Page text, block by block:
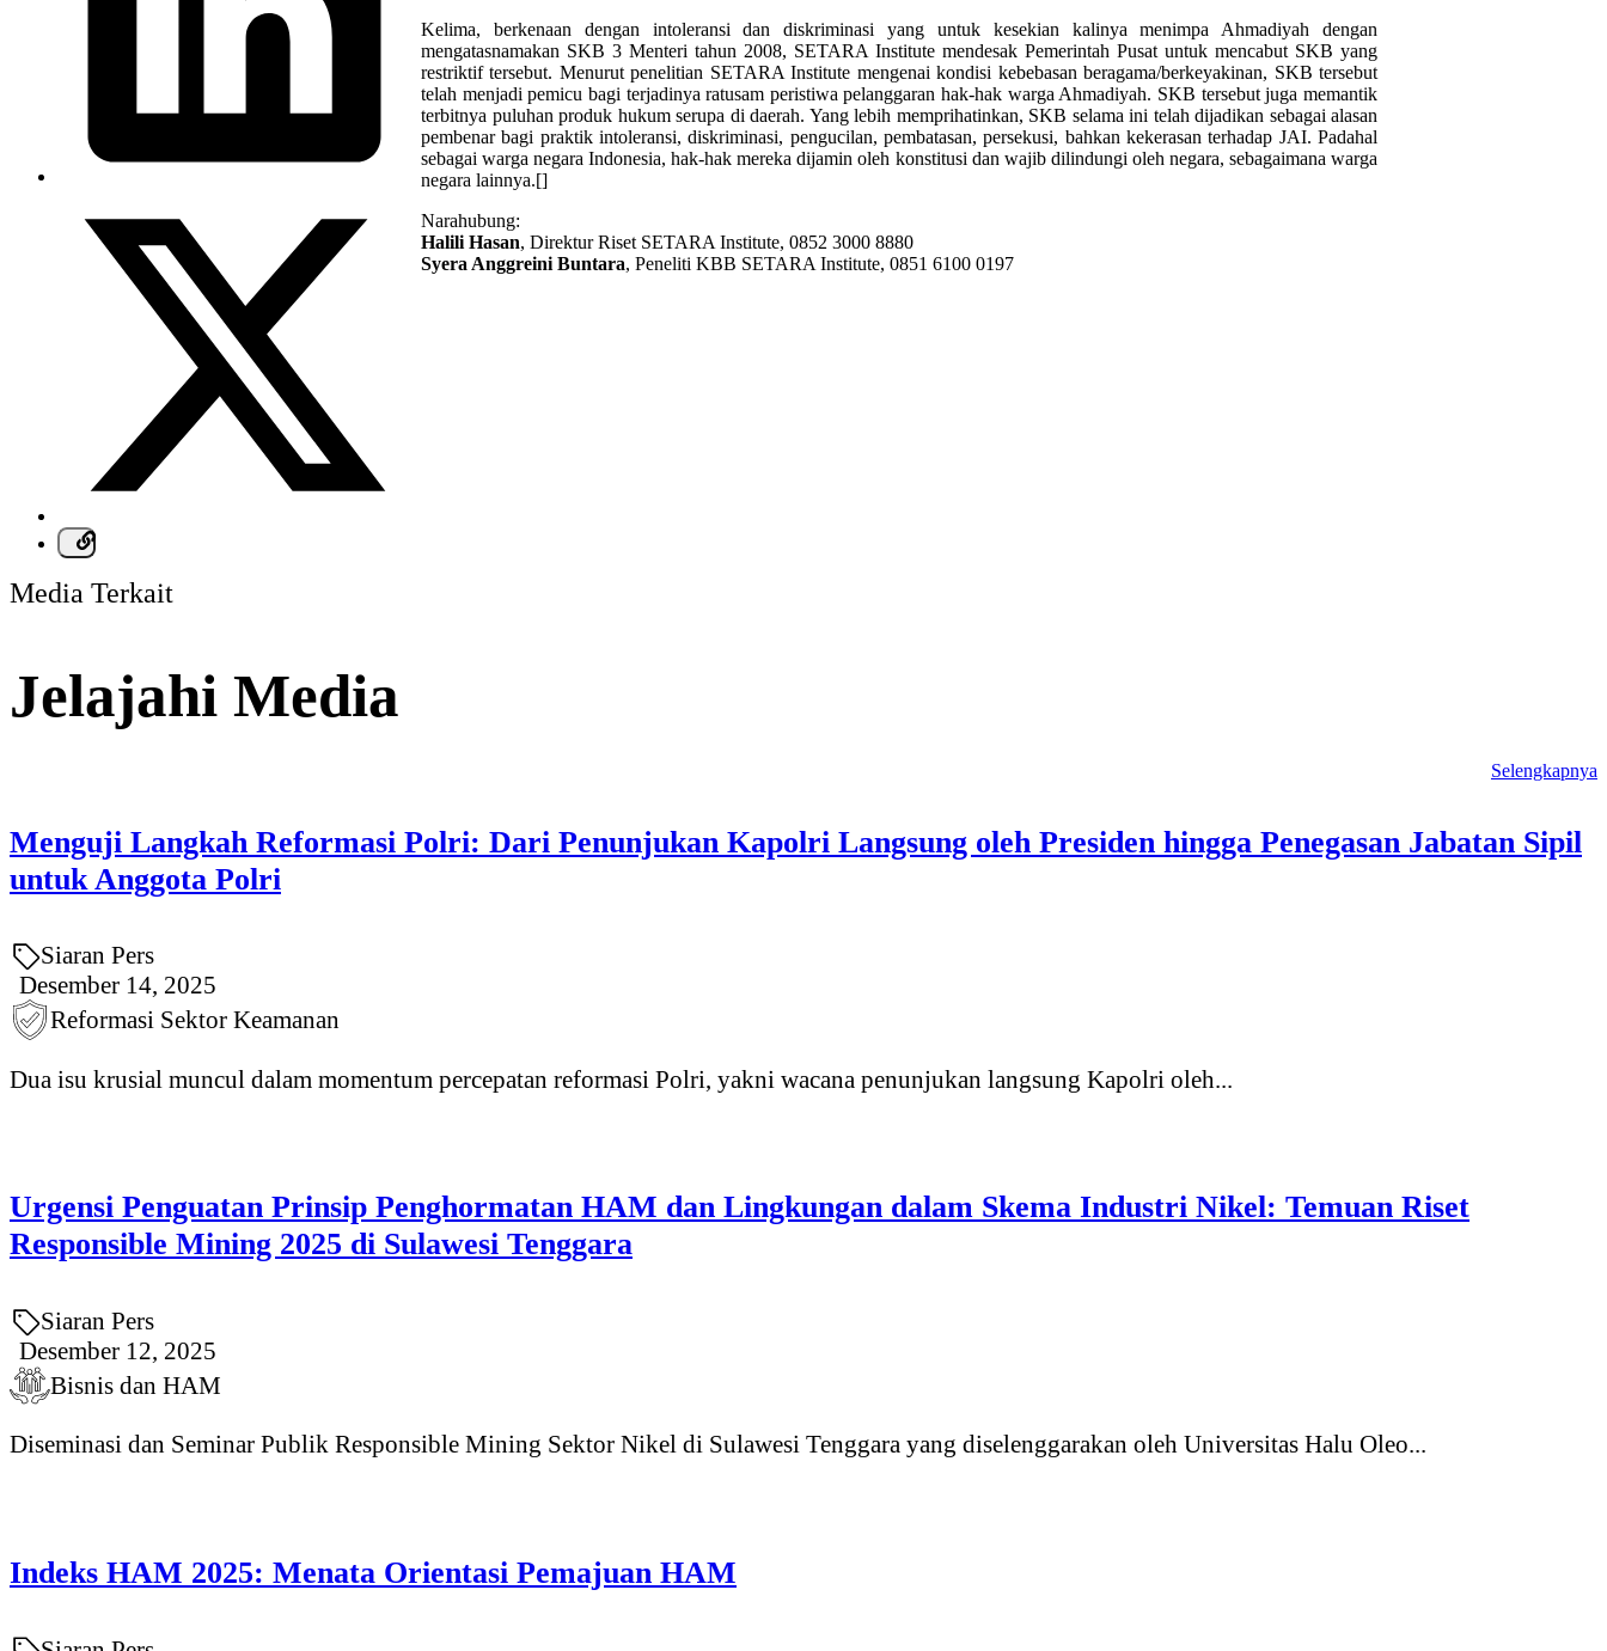
Kelima, berkenaan dengan intoleransi dan diskriminasi yang untuk kesekian kalinya menimpa Ahmadiyah dengan
mengatasnamakan SKB 3 Menteri tahun 2008, SETARA Institute mendesak Pemerintah Pusat untuk mencabut SKB yang
restriktif tersebut. Menurut penelitian SETARA Institute mengenai kondisi kebebasan beragama/berkeyakinan, SKB tersebut
telah menjadi pemicu bagi terjadinya ratusam peristiwa pelanggaran hak-hak warga Ahmadiyah. SKB tersebut juga memantik
terbitnya puluhan produk hukum serupa di daerah. Yang lebih memprihatinkan, SKB selama ini telah dijadikan sebagai alasan
pembenar bagi praktik intoleransi, diskriminasi, pengucilan, pembatasan, persekusi, bahkan kekerasan terhadap JAI. Padahal
sebagai warga negara Indonesia, hak-hak mereka dijamin oleh konstitusi dan wajib dilindungi oleh negara, sebagaimana warga
negara lainnya.[]
Narahubung:
Halili Hasan, Direktur Riset SETARA Institute, 0852 3000 8880
Syera Anggreini Buntara, Peneliti KBB SETARA Institute, 0851 6100 0197
Media Terkait
Jelajahi Media
Selengkapnya
Menguji Langkah Reformasi Polri: Dari Penunjukan Kapolri Langsung oleh Presiden hingga Penegasan Jabatan Sipil
untuk Anggota Polri
Siaran Pers
Desember 14, 2025
Reformasi Sektor Keamanan
Dua isu krusial muncul dalam momentum percepatan reformasi Polri, yakni wacana penunjukan langsung Kapolri oleh...
Urgensi Penguatan Prinsip Penghormatan HAM dan Lingkungan dalam Skema Industri Nikel: Temuan Riset
Responsible Mining 2025 di Sulawesi Tenggara
Siaran Pers
Desember 12, 2025
Bisnis dan HAM
Diseminasi dan Seminar Publik Responsible Mining Sektor Nikel di Sulawesi Tenggara yang diselenggarakan oleh Universitas Halu Oleo...
Indeks HAM 2025: Menata Orientasi Pemajuan HAM